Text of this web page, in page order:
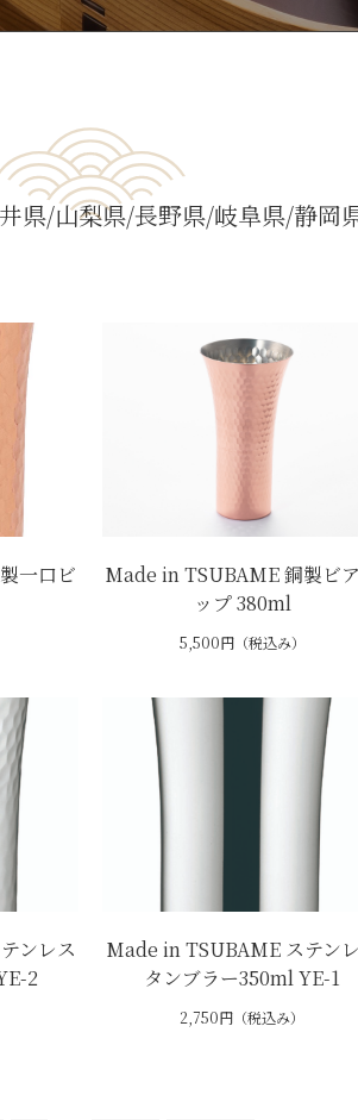
県 山梨県 長野県 岐阜県 静岡
一口ビ
Made in TSUBAME 銅製ビ
ップ 380ml
5,500円（税込み）
ンレス
2
Made in TSUBAME ステン
タンブラー350ml YE-1
2,750円（税込み）